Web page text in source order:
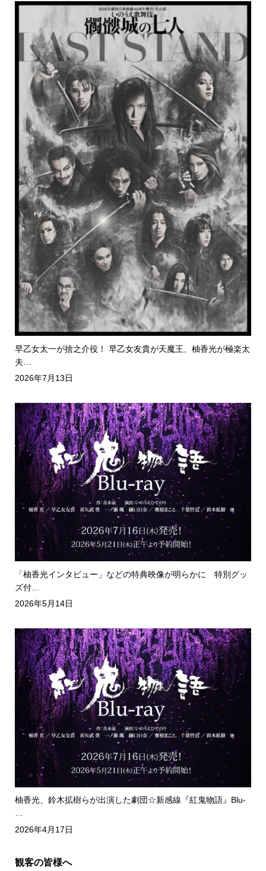
早乙女太一が捨之介役！ 早乙女友貴が天魔王、柚香光が極楽太
夫…
2026年7月13日
「柚香光インタビュー」などの特典映像が明らかに 特別グッ
ズ付…
2026年5月14日
柚香光、鈴木拡樹らが出演した劇団☆新感線『紅鬼物語』Blu-
2026年4月17日
観客の皆様へ